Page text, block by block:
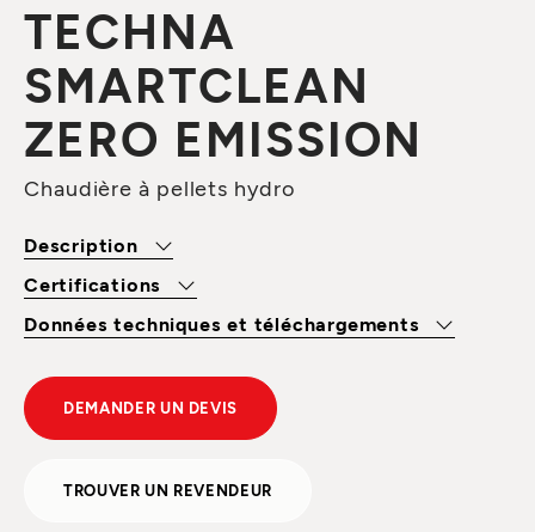
TECHNA
SMARTCLEAN
ZERO EMISSION
Chaudière à pellets hydro
Description
Certifications
Données techniques et téléchargements
DEMANDER UN DEVIS
TROUVER UN REVENDEUR